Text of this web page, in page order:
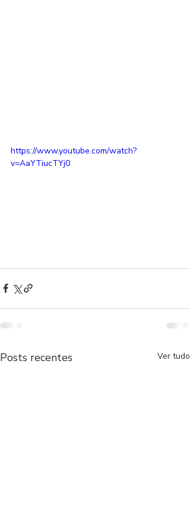
https://www.youtube.com/watch?
v=AaYTiucTYj0
Posts recentes Ver tudo